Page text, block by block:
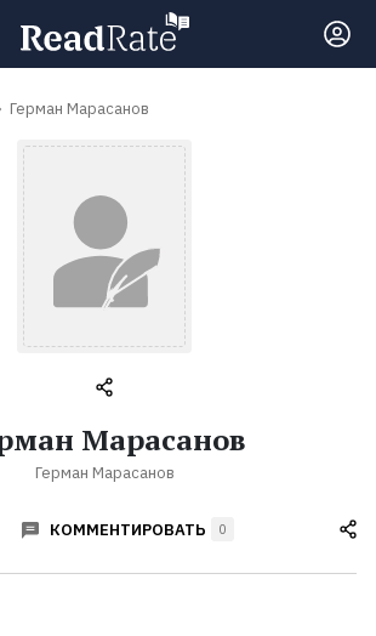
Герман Марасанов
Марасанов
Герман Марасанов
КОММЕНТИРОВАТЬ 0